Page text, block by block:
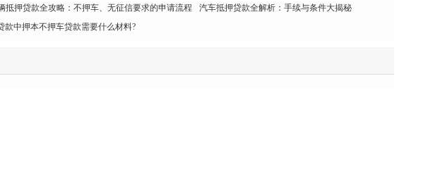
抵押贷款全攻略：不押车、无征信要求的申请流程
汽车抵押贷款全解析：手续与条件大揭秘
款中押本不押车贷款需要什么材料?